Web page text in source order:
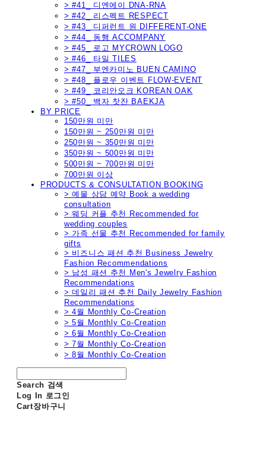
> #41_ 디엔에이 DNA-RNA
> #42_ 리스펙트 RESPECT
> #43_ 디퍼런트 원 DIFFERENT-ONE
> #44_ 동행 ACCOMPANY
> #45_ 로고 MYCROWN LOGO
> #46_ 타일 TILES
> #47_ 부엔카미노 BUEN CAMINO
> #48_ 플로우 이벤트 FLOW-EVENT
> #49_ 코리안오크 KOREAN OAK
> #50_ 백자 찻잔 BAEKJA
BY PRICE
150만원 미만
150만원 ~ 250만원 미만
250만원 ~ 350만원 미만
350만원 ~ 500만원 미만
500만원 ~ 700만원 미만
700만원 이상
PRODUCTS & CONSULTATION BOOKING
> 예물 상담 예약 Book a wedding
consultation
> 웨딩 커플 추천 Recommended for
wedding couples
> 가족 선물 추천 Recommended for family
gifts
> 비즈니스 패션 추천 Business Jewelry
Fashion Recommendations
> 남성 패션 추천 Men's Jewelry Fashion
Recommendations
> 데일리 패션 추천 Daily Jewelry Fashion
Recommendations
> 4월 Monthly Co-Creation
> 5월 Monthly Co-Creation
> 6월 Monthly Co-Creation
> 7월 Monthly Co-Creation
> 8월 Monthly Co-Creation
Search 검색
Log In 로그인
Cart장바구니